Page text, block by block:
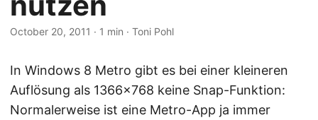
October 20, 2011 · 1 min · Toni Pohl
In Windows 8 Metro gibt es bei einer kleineren
Auflösung als 1366x768 keine Snap-Funktion:
Normalerweise ist eine Metro-App ja immer